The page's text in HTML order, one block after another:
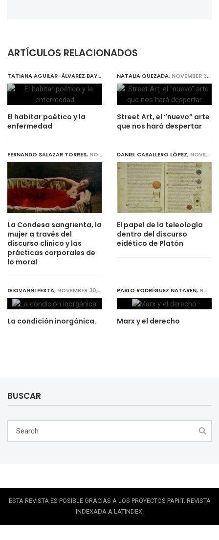
ARTÍCULOS RELACIONADOS
TATIANA AGUILAR-ÁLVAREZ BAY
,NOVEMBER 30, 2018
El habitar poético y la
enfermedad
NATALIA QUEZADA, NOVEMBER 30, 2018
Street Art, el “nuevo” arte
que nos hará despertar
FERNANDO SALAZAR TORRES, NOVEMBER 30, 2018
La Condesa sangrienta, la
mujer a través del
discurso clínico y las
prácticas corporales de
lo moral
DANIEL CABALLERO LÓPEZ, NOVEMBER 30, 2018
El papel de la teleología
dentro del discurso
eidético de Platón
GIOVANNI FESTA, NOVEMBER 30, 2018
La condición inorgánica.
PABLO RODRÍGUEZ NATAREN, NOVEMBER 30, 2018
Marx y el derecho
BUSCAR
ESTA REVISTA ES POSIBLE GRACIAS A LOS PROYECTOS PAPIIT. REVISTA
INDEXADA A LATINDEX.